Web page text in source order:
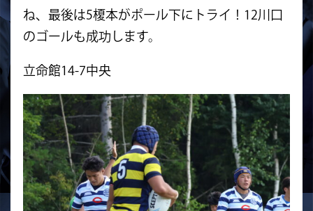
ね、最後は5榎本がポール下にトライ！12川口
のゴールも成功します。
立命館14-7中央